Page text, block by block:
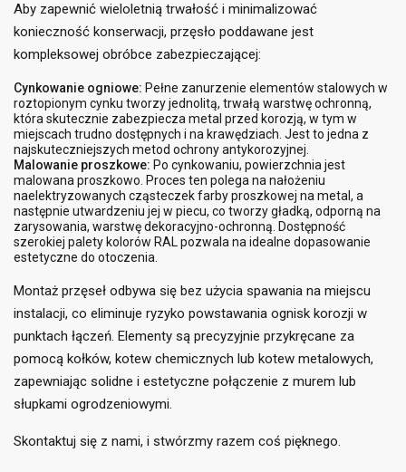
Dodaj do listy życzeń ×
add_circle_outlineUtwórz nową listę
((title))
((label))
((cancelText)) ((createText))
Zaloguj się
Musisz być zalogowany by zapisać produkty na swojej
liście życzeń.
((cancelText)) ((loginText))
Aby zapewnić wieloletnią trwałość i minimalizować
konieczność konserwacji, przęsło poddawane jest
kompleksowej obróbce zabezpieczającej:
Cynkowanie ogniowe: Pełne zanurzenie elementów stalowych w
roztopionym cynku tworzy jednolitą, trwałą warstwę ochronną,
która skutecznie zabezpiecza metal przed korozją, w tym w
miejscach trudno dostępnych i na krawędziach. Jest to jedna z
najskuteczniejszych metod ochrony antykorozyjnej.
Malowanie proszkowe: Po cynkowaniu, powierzchnia jest
malowana proszkowo. Proces ten polega na nałożeniu
naelektryzowanych cząsteczek farby proszkowej na metal, a
następnie utwardzeniu jej w piecu, co tworzy gładką, odporną na
zarysowania, warstwę dekoracyjno-ochronną. Dostępność
szerokiej palety kolorów RAL pozwala na idealne dopasowanie
estetyczne do otoczenia.
Montaż przęseł odbywa się bez użycia spawania na miejscu
instalacji, co eliminuje ryzyko powstawania ognisk korozji w
punktach łączeń. Elementy są precyzyjnie przykręcane za
pomocą kołków, kotew chemicznych lub kotew metalowych,
zapewniając solidne i estetyczne połączenie z murem lub
słupkami ogrodzeniowymi.
Skontaktuj się z nami, i stwórzmy razem coś pięknego.